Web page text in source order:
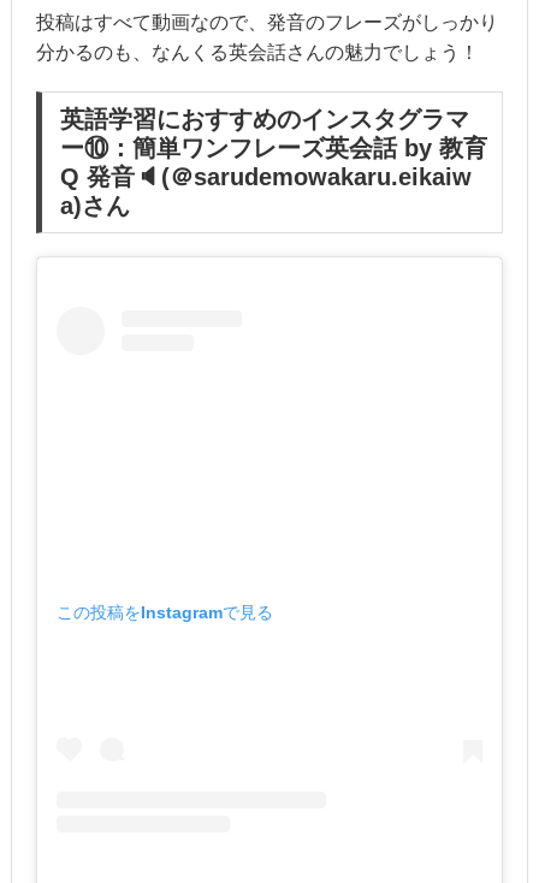
投稿はすべて動画なので、発音のフレーズがしっかり
分かるのも、なんくる英会話さんの魅力でしょう！
英語学習におすすめのインスタグラマ
ー⑩：簡単ワンフレーズ英会話 by 教育
Q 発音🔈(＠sarudemowakaru.eikaiw
a)さん
この投稿をInstagramで見る